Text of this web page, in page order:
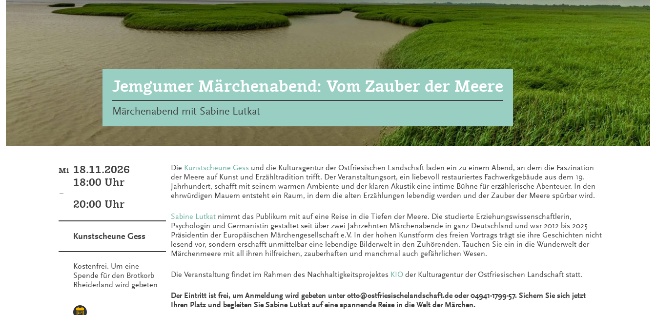
Jemgumer Märchenabend: Vom Zauber der Meere
Märchenabend mit Sabine Lutkat
Mi 18.11.2026
18:00 Uhr
–
20:00 Uhr
Kunstscheune Gess
Kostenfrei. Um eine
Spende für den Brotkorb
Rheiderland wird gebeten
Die Kunstscheune Gess und die Kulturagentur der Ostfriesischen Landschaft laden ein zu einem Abend, an dem die Faszination
der Meere auf Kunst und Erzähltradition trifft. Der Veranstaltungsort, ein liebevoll restauriertes Fachwerkgebäude aus dem 19.
Jahrhundert, schafft mit seinem warmen Ambiente und der klaren Akustik eine intime Bühne für erzählerische Abenteuer. In den
ehrwürdigen Mauern entsteht ein Raum, in dem die alten Erzählungen lebendig werden und der Zauber der Meere spürbar wird.
Sabine Lutkat nimmt das Publikum mit auf eine Reise in die Tiefen der Meere. Die studierte Erziehungswissenschaftlerin,
Psychologin und Germanistin gestaltet seit über zwei Jahrzehnten Märchenabende in ganz Deutschland und war 2012 bis 2025
Präsidentin der Europäischen Märchengesellschaft e.V. In der hohen Kunstform des freien Vortrags trägt sie ihre Geschichten nicht
lesend vor, sondern erschafft unmittelbar eine lebendige Bilderwelt in den Zuhörenden. Tauchen Sie ein in die Wunderwelt der
Märchenmeere mit all ihren hilfreichen, zauberhaften und manchmal auch gefährlichen Wesen.
Die Veranstaltung findet im Rahmen des Nachhaltigkeitsprojektes KIO der Kulturagentur der Ostfriesischen Landschaft statt.
Der Eintritt ist frei, um Anmeldung wird gebeten unter otto@ostfriesischelandschaft.de oder 04941-1799-57. Sichern Sie sich jetzt
Ihren Platz und begleiten Sie Sabine Lutkat auf eine spannende Reise in die Welt der Märchen.